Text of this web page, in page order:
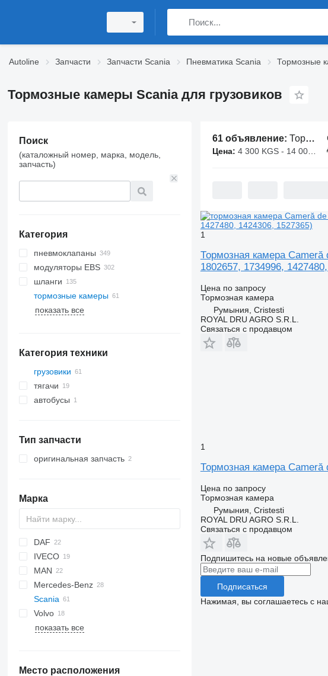
Autoline Запчасти Запчасти Scania Пневматика Scania Тормозные
Тормозные камеры Scania для грузовиков
Поиск
(каталожный номер, марка, модель,
запчасть)
Категория
пневмоклапаны
модуляторы EBS
шланги
тормозные камеры
показать все
Категория техники
грузовики
тягачи
автобусы
Тип запчасти
оригинальная запчасть
Марка
C-series
DAF
XF
XG
2000
Cargo
Transit
IVECO
Daily
EuroCargo
Stralis
Turbo Daily
ELF
NKR
Carnival
MAN
TGL
TGM
TGS
TGX
Mercedes-Benz
A-Class
Actros
Atego
Vito
Cabstar
NT
Porter
Mascott
Premium
Scania
Volvo
FH
показать все
Место расположения
61 объявление: Тормозные камеры Scania для грузовиков
Цена: 4 300 KGS - 14 000 KGS
1
Тормозная камера
1802657, 1734996,
Цена по запросу
Тормозная камера
Румыния, Cristesti
ROYAL DRU AGRO S.R.L.
Связаться с продавцом
1
Тормозная камера Cameră
Цена по запросу
Тормозная камера
Румыния, Cristesti
ROYAL DRU AGRO S.R.L.
Связаться с продавцом
Подпишитесь на новые
Подписаться
Нажимая, вы соглашаетесь с